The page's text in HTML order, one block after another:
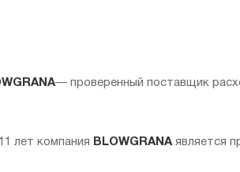
— проверенный поставщик
лет компания BLOWGRANAявляется